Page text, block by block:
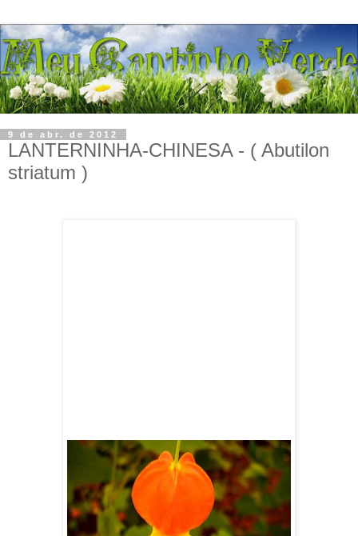
9 de abr. de 2012
LANTERNINHA-CHINESA - ( Abutilon
striatum )